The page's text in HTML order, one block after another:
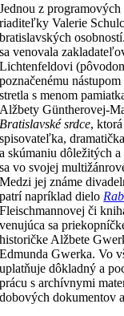
Jednou z
riaditeľky Valerie
bratislavských
sa venovala
Lichtenfeldovi
poznačenému
stretla s menom
Alžbety Güntherovej-
Bratislavské srdce,
spisovateľka,
a skúmaniu dôležitých
sa vo svojej
Medzi jej známe
patrí napríklad dielo
Fleischmannovej či
venujúca sa
historičke Alžbete
Edmunda Gwerka. Vo
uplatňuje dôkladný a
prácu s archívnymi
dobových dokumentov